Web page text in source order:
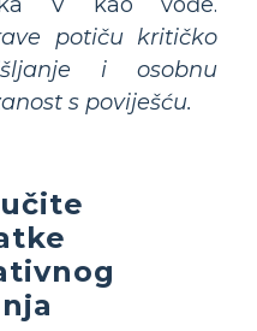
potiču kritičko
i osobnu
s poviješću.